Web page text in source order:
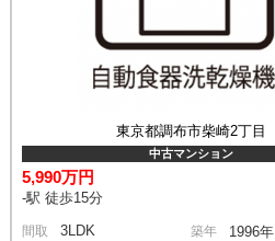
東京都調布市柴崎2丁目
中古マンション
5,990万円
-駅 徒歩15分
間取 3LDK 築年 1996年